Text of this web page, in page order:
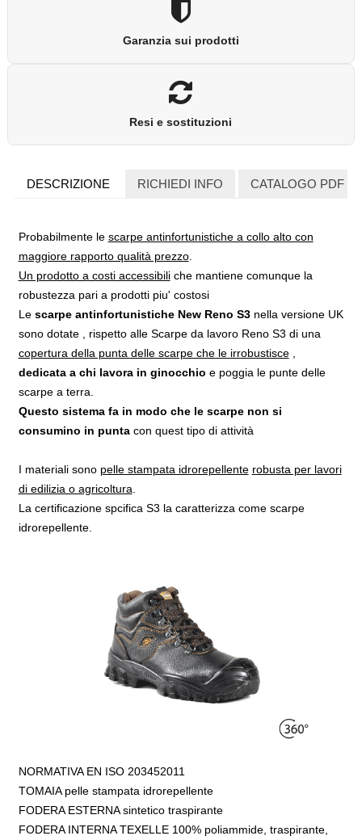
Garanzia sui prodotti
Resi e sostituzioni
DESCRIZIONE RICHIEDI INFO CATALOGO PDF
Probabilmente le scarpe antinfortunistiche a collo alto con
maggiore rapporto qualità prezzo.
Un prodotto a costi accessibiliche mantiene comunque la
robustezza pari a prodotti piu' costosi
Le scarpe antinfortunistiche New Reno S3 nella versione UK
sono dotate , rispetto alle Scarpe da lavoro Reno S3 di una
copertura della punta delle scarpe che le irrobustisce,
dedicata a chi lavora in ginocchio e poggia le punte delle
scarpe a terra.
Questo sistema fa in modo che le scarpe non si
consumino in puntacon quest tipo di attività
I materiali sono pelle stampata idrorepellente robusta per lavori
di edilizia o agricoltura.
La certificazione spcifica S3 la caratterizza come scarpe
idrorepellente.
NORMATIVA EN ISO 203452011
TOMAIA pelle stampata idrorepellente
FODERA ESTERNA sintetico traspirante
FODERA INTERNA TEXELLE 100% poliammide, traspirante,